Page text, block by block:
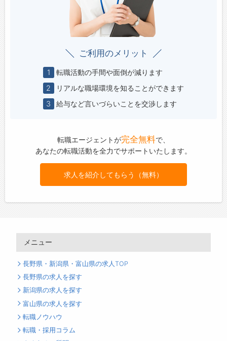
ご利用のメリット
1
転職活動の手間や面倒が減ります
2
リアルな職場環境を知ることができます
3
給与など言いづらいことを交渉します
転職エージェントが完全無料で、
あなたの転職活動を全力でサポートいたします。
求人を紹介してもらう（無料）
メニュー
長野県・新潟県・富山県の求人TOP
長野県の求人を探す
新潟県の求人を探す
富山県の求人を探す
転職ノウハウ
転職・採用コラム